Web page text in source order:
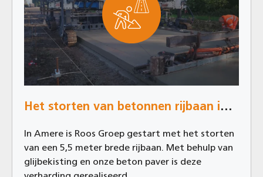
Het storten van betonnen rijbaan in Almere
In Amere is Roos Groep gestart met het storten
van een 5,5 meter brede rijbaan. Met behulp van
glijbekisting en onze beton paver is deze